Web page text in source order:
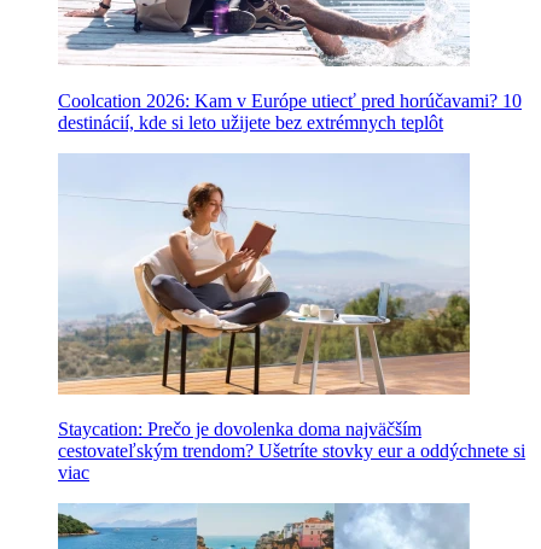
Coolcation 2026: Kam v Európe utiecť pred horúčavami? 10
destinácií, kde si leto užijete bez extrémnych teplôt
Staycation: Prečo je dovolenka doma najväčším
cestovateľským trendom? Ušetríte stovky eur a oddýchnete si
viac